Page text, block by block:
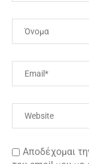
Αποδέχομαι